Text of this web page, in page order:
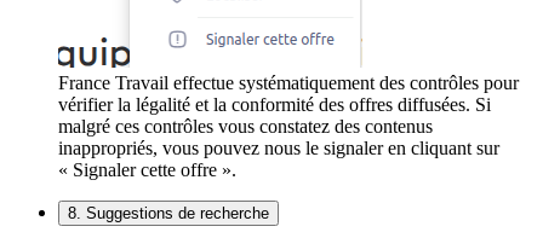
France Travail effectue systématiquement des contrôles pour
vérifier la légalité et la conformité des offres diffusées. Si
malgré ces contrôles vous constatez des contenus
inappropriés, vous pouvez nous le signaler en cliquant sur
« Signaler cette offre ».
8. Suggestions de recherche